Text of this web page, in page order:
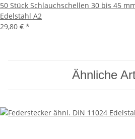
50 Stück Schlauchschellen 30 bis 45
Edelstahl A2
29,80 € *
Ähnliche